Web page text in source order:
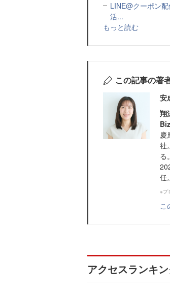
LINE@クーポン
活...
もっと読む
この記事の著
安
翔
慶
社
る
任
※プ
こ
アクセスランキ